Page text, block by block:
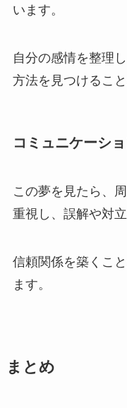
います。
自分の感情を整理
方法を見つけること
コミュニケーシ
この夢を見たら、
重視し、誤解や対
信頼関係を築くこ
ます。
まとめ